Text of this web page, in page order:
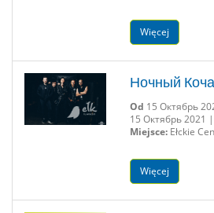
Więcej
Ночный
Od 15 Октябрь
15 Октябрь 2021 |
Miejsce:Ełckie
Więcej